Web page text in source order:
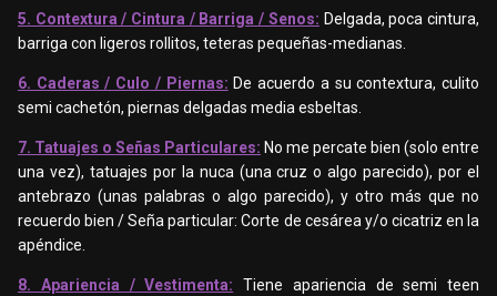
5. Contextura / Cintura / Barriga / Senos: Delgada, poca cintura,
barriga con ligeros rollitos, teteras pequeñas-medianas.
6. Caderas / Culo / Piernas: De acuerdo a su contextura, culito
semi cachetón, piernas delgadas media esbeltas.
7. Tatuajes o Señas Particulares: No me percate bien (solo entre
una vez), tatuajes por la nuca (una cruz o algo parecido), por el
antebrazo (unas palabras o algo parecido), y otro más que no
recuerdo bien / Seña particular: Corte de cesárea y/o cicatriz en la
apéndice.
8. Apariencia / Vestimenta: Tiene apariencia de semi teen